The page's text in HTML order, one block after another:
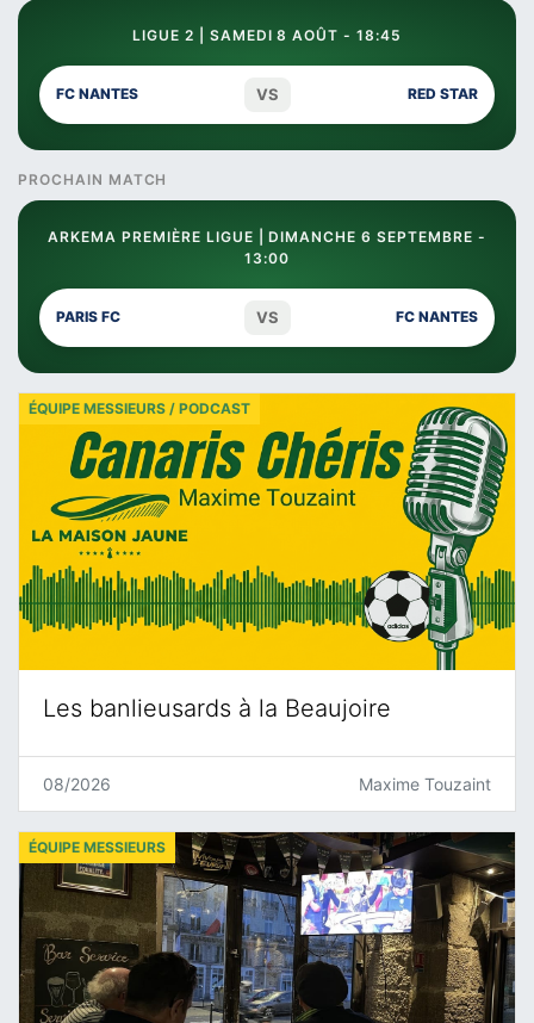
LIGUE 2 | SAMEDI 8 AOÛT - 18:45
FC NANTES VS RED STAR
PROCHAIN MATCH
ARKEMA PREMIÈRE LIGUE | DIMANCHE 6 SEPTEMBRE -
13:00
PARIS FC VS FC NANTES
Les banlieusards à la Beaujoire
ÉQUIPE MESSIEURS / PODCAST
08/2026 Maxime Touzaint
ÉQUIPE MESSIEURS